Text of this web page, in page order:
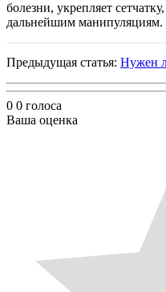
болезни, укрепляет
дальнейшим манипуляциям.
Предыдущая статья: Нужен
0 0 голоса
Ваша оценка